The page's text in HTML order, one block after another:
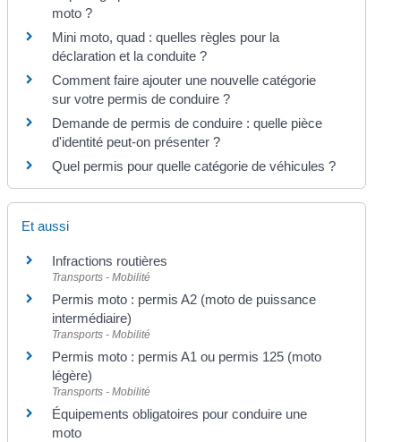
moto ?
Mini moto, quad : quelles règles pour la
déclaration et la conduite ?
Comment faire ajouter une nouvelle catégorie
sur votre permis de conduire ?
Demande de permis de conduire : quelle pièce
d'identité peut-on présenter ?
Quel permis pour quelle catégorie de véhicules ?
Et aussi
Infractions routières
Transports - Mobilité
Permis moto : permis A2 (moto de puissance
intermédiaire)
Transports - Mobilité
Permis moto : permis A1 ou permis 125 (moto
légère)
Transports - Mobilité
Équipements obligatoires pour conduire une
moto